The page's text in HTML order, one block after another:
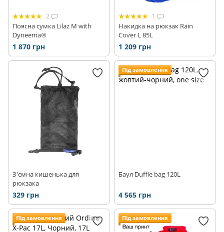
2
Поясна сумка Lilaz M with
Dyneema®
1 870 грн
1
Накидка на рюкзак Rain
Cover L 85L
1 209 грн
З'ємна кишенька для
рюкзака
329 грн
Під замовлення
Баул Duffle bag 120L
4 565 грн
Під замовлення Під замовлення